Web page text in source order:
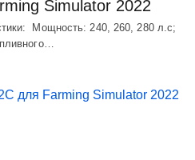
Simulator 2022
Мощность: 240, 260, 280 л.с;